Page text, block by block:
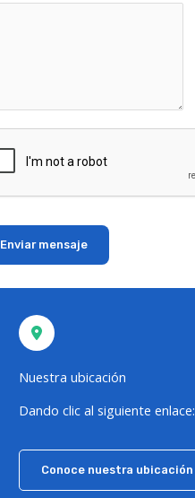
Enviar mensaje
Nuestra ubicación
Dando clic al siguiente enlace:
Conoce nuestra ubicación